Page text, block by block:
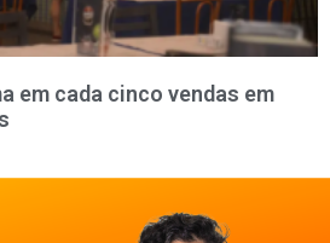
em cada cinco vendas em